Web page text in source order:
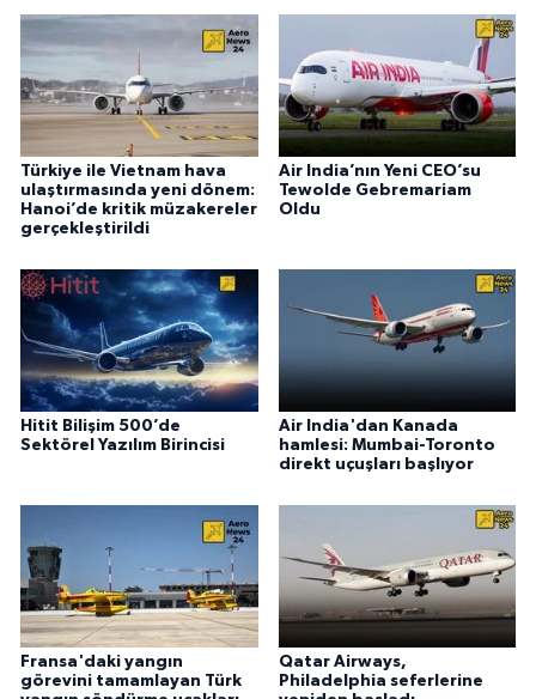
Türkiye ile Vietnam hava
ulaştırmasında yeni dönem:
Hanoi’de kritik müzakereler
gerçekleştirildi
Air India’nın Yeni CEO’su
Tewolde Gebremariam
Oldu
Hitit Bilişim 500’de
Sektörel Yazılım Birincisi
Air India'dan Kanada
hamlesi: Mumbai-Toronto
direkt uçuşları başlıyor
Fransa'daki yangın
görevini tamamlayan Türk
Qatar Airways,
Philadelphia seferlerine